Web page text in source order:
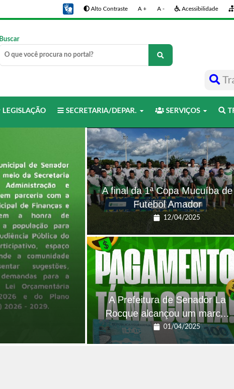
Alto Contraste A + A - Acessibilidade
Buscar
LEGISLAÇÃO SECRETARIA/DEPAR. SERVIÇOS
A final da 1ª Copa Mucuíba de
Futebol Amador
12/04/2025
A Prefeitura de Senador La
Rocque alcançou um marc...
01/04/2025